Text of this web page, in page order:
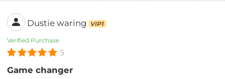
Dustie waring VIP1
Verified Purchase
5
Game changer